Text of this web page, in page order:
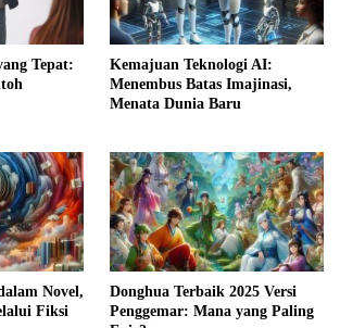
Tepat:
Kemajuan Teknologi AI:
Menembus Batas Imajinasi,
Menata Dunia Baru
Novel,
Fiksi
Donghua Terbaik 2025 Versi
Penggemar: Mana yang Paling